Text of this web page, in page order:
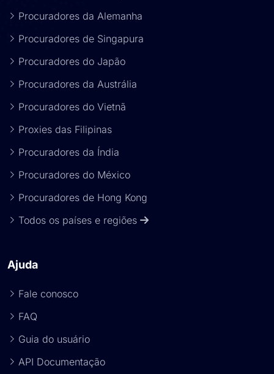
Procuradores da Alemanha
Procuradores de Singapura
Procuradores do Japão
Procuradores da Austrália
Procuradores do Vietnã
Proxies das Filipinas
Procuradores da Índia
Procuradores do México
Procuradores de Hong Kong
Todos os países e regiões
Ajuda
Fale conosco
FAQ
Guia do usuário
API Documentação